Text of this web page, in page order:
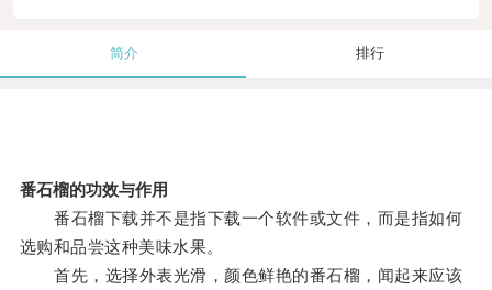
简介 排行
番石榴的功效与作用
番石榴下载并不是指下载一个软件或文件，而是指如何
选购和品尝这种美味水果。
首先，选择外表光滑，颜色鲜艳的番石榴，闻起来应该